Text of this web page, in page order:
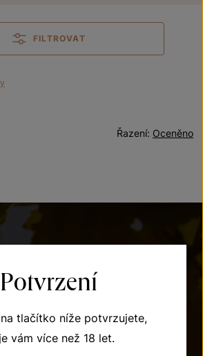
FILTROVAT
Oceněno
Řazení:
PORADIT?
515 266 620
Potvrzení
tlačítko níže potvrzujete,
vám více než 18 let.